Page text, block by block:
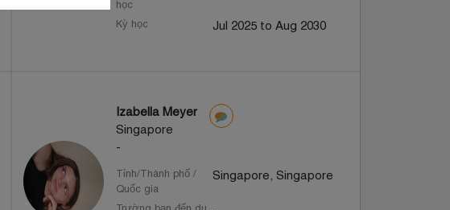
học
Kỳ học Jul 2025 to Aug 2030
Izabella Meyer
Singapore
-
Tỉnh/Thành phố /
Quốc gia
Singapore, Singapore